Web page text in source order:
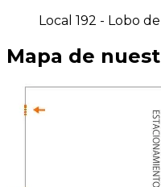
Local 192 - Lobo
Mapa de